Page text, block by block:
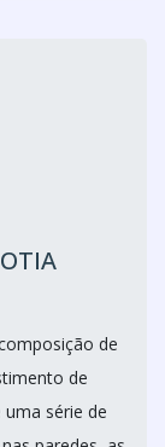
de
de
série de